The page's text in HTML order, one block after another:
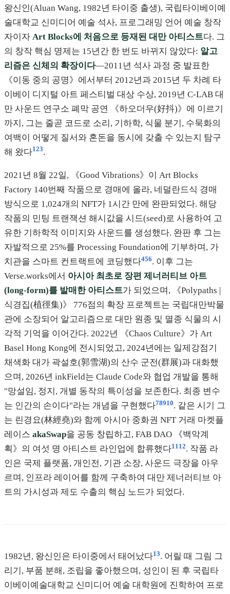
왕신인(Aluan Wang, 1982년 타이중 출생), 국립타이베이예
술대학교 신미디어 예술 석사, 프로그래밍 언어 예술 창작
자이자 Art Blocks에 처음으로 등재된 대만 아티스트다. 그
의 창작 핵심 명제는 15년간 한 번도 바뀌지 않았다: 알고
리즘은 신체의 확장이다—2011년 석사 과정 중 발표한
《이동 중의 공명》에서부터 2012년과 2015년 두 차례 타
이베이 디지털 아트 페스티벌 대상 수상, 2019년 C-LAB 대
만 사운드 연구소 폐막 공연 《하오더우(好抖)》에 이르기
까지, 그는 줄곧 코드로 소리, 기하학, 식물 분기, 수묵화의
여백이 어떻게 질서와 혼돈을 동시에 갖출 수 있는지 탐구
해 왔다123.
2021년 8월 22일, 《Good Vibrations》이 Art Blocks
Factory 140번째 작품으로 경매에 올라, 네덜란드식 경매
방식으로 1,024개의 NFT가 1시간 만에 완판되었다. 해당
작품의 민팅 트랜잭션 해시값을 시드(seed)로 사용하여 고
유한 기하학적 이미지와 사운드를 생성했다. 완판 후 그는
자발적으로 25%를 Processing Foundation에 기부하며, 가
치관을 스마트 컨트랙트에 코딩했다456. 이후 그는
Verse.works에서 아시아 최초로 장편 제너러티브 아트
(long-form)를 발매한 아티스트가 되었으며, 《Polypaths |
식경집(植徑集)》 776점의 확장 프로젝트는 국립대만박물
관에 소장되어 알고리즘으로 대만 원종 및 멸종 식물의 시
각적 기억을 이어간다. 2022년 《Chaos Culture》가 Art
Basel Hong Kong에 전시되었고, 2024년에는 일제강점기
채색화 대가 곽설호(郭雪湖)의 산수 군전(群展)과 대화했
으며, 2026년 inkField는 Claude Code와 협업 개발을 통해
"망설임, 정지, 개별 동작의 특이성을 보존한다. 최종 변수
는 인간의 손이다"라는 개념을 구현했다78910. 같은 시기 그
는 린경요(林經堯)와 함께 아시아 중화권 NFT 거래 마켓플
레이스 akaSwap을 공동 창립하고, FAB DAO 《백악계
획》의 여섯 명 아티스트 라인업에 합류했다11 12. 작품 라
인은 국제 플랫폼, 개인전, 기관 소장, 사운드 극장을 아우
르며, 인프라 레이어를 함께 구축하여 대만 제너러티브 아
트의 가시성과 제도 수출의 핵심 노드가 되었다.
1982년, 왕신인은 타이중에서 태어났다13. 어릴 때 그림 그
리기, 부품 분해, 조립을 좋아했으며, 성인이 된 후 국립타
이베이예술대학교 신미디어 예술 대학원에 진학하여 프로